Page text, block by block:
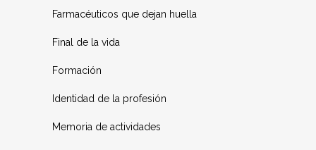
Farmacéuticos que dejan huella
Final de la vida
Formación
Identidad de la profesión
Memoria de actividades